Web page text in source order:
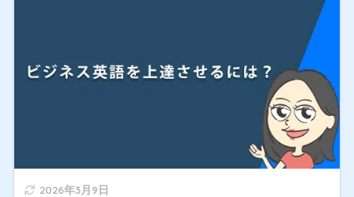
2026年3月9日